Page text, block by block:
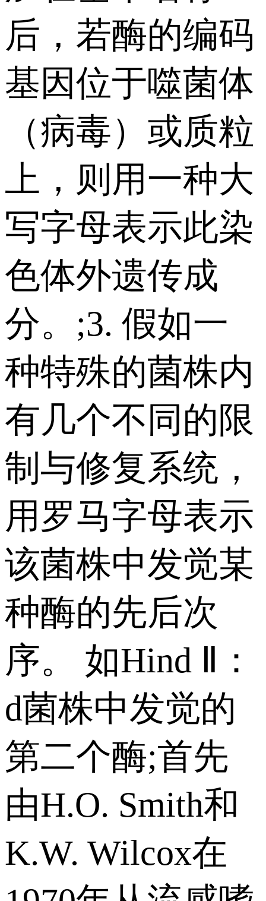
后，若酶的编码
基因位于噬菌体
（病毒）或质粒
上，则用一种大
写字母表示此染
色体外遗传成
分。;3. 假如一
种特殊的菌株内
有几个不同的限
制与修复系统，
用罗马字母表示
该菌株中发觉某
种酶的先后次
序。 如Hind Ⅱ：
d菌株中发觉的
第二个酶;首先
由H.O. Smith和
K.W. Wilcox在